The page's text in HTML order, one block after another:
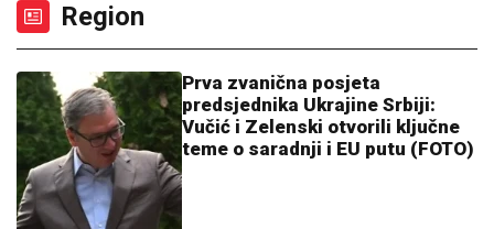
Region
Prva zvanična posjeta
predsjednika Ukrajine Srbiji:
Vučić i Zelenski otvorili ključne
teme o saradnji i EU putu (FOTO)